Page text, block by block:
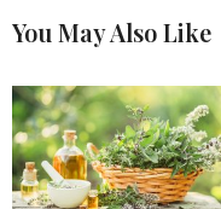
You May Also Like